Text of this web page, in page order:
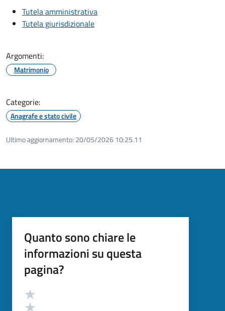
Tutela amministrativa
Tutela giurisdizionale
Argomenti:
Matrimonio
Categorie:
Anagrafe e stato civile
Ultimo aggiornamento: 20/05/2026 10:25.11
Quanto sono chiare le
informazioni su questa
pagina?
Valutazione